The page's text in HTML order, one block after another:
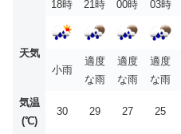
18時
21時
00時
03時
天気
小雨
適度
な雨
適度
な雨
適度
な雨
気温
(℃)
30 29 27 25